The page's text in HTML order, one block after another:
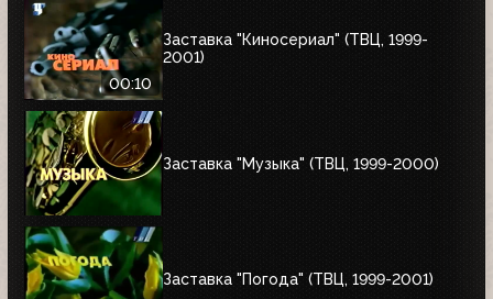
00:10
Заставка "Киносериал" (ТВЦ, 1999-
2001)
Заставка "Музыка" (ТВЦ, 1999-2000)
Заставка "Погода" (ТВЦ, 1999-2001)